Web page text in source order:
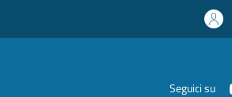
Seguici su